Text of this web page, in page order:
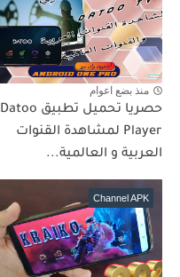
منذ بضع اعوام
حصريا تحميل تطبيق Datoo
Player لمشاهدة القنوات
العربية و العالمية...
Channel APK